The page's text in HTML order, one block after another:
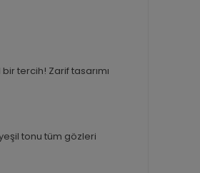
tercih! Zarif tasarımı
tonu tüm gözleri